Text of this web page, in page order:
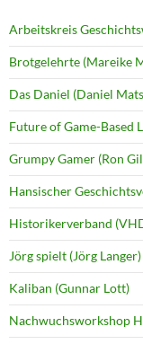
Arbeitskreis
Brotgelehrte (Mareike
Das Daniel (Daniel
Future of Game-Based
Grumpy Gamer (Ron
Hansischer
Historikerverband
Jörg spielt (Jörg Langer)
Kaliban (Gunnar Lott)
Nachwuchsworkshop